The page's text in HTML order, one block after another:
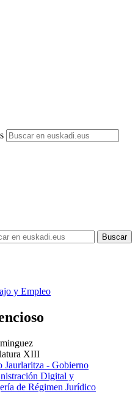
y Empleo
XIII
Jaurlaritza - Gobierno
Digital y
de Régimen Jurídico